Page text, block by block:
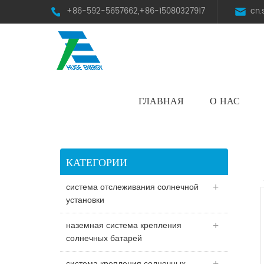
+86-592-5657662,+86-15080327917
ГЛАВНАЯ О НАС
КАТЕГОРИИ
система отслеживания солнечной
установки
наземная система крепления
солнечных батарей